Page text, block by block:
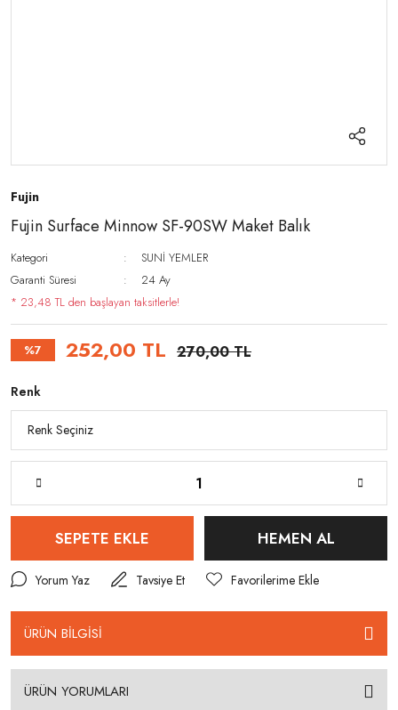
Fujin
Fujin Surface Minnow SF-90SW Maket Balık
Kategori
SUNİ YEMLER
Garanti Süresi
24 Ay
* 23,48 TL den başlayan taksitlerle!
%7 252,00 TL 270,00 TL
Renk
SEPETE EKLE HEMEN AL
Yorum Yaz Tavsiye Et
ÜRÜN BİLGİSİ
ÜRÜN YORUMLARI